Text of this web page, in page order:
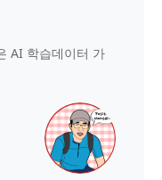
AI 학습데이터 가